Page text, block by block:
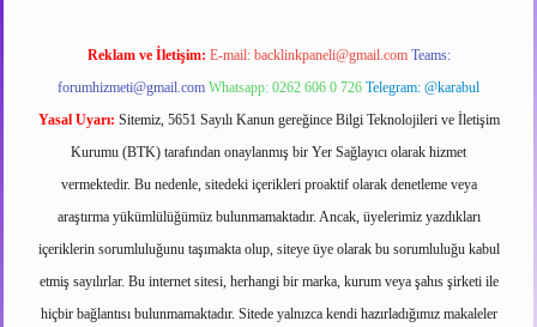
Reklam ve İletişim: E-mail: backlinkpaneli@gmail.com Teams:
forumhizmeti@gmail.com Whatsapp: 0262 606 0 726 Telegram: @karabul
Yasal Uyarı: Sitemiz, 5651 Sayılı Kanun gereğince Bilgi Teknolojileri ve İletişim
Kurumu (BTK) tarafından onaylanmış bir Yer Sağlayıcı olarak hizmet
vermektedir. Bu nedenle, sitedeki içerikleri proaktif olarak denetleme veya
araştırma yükümlülüğümüz bulunmamaktadır. Ancak, üyelerimiz yazdıkları
içeriklerin sorumluluğunu taşımakta olup, siteye üye olarak bu sorumluluğu kabul
etmiş sayılırlar. Bu internet sitesi, herhangi bir marka, kurum veya şahıs şirketi ile
hiçbir bağlantısı bulunmamaktadır. Sitede yalnızca kendi hazırladığımız makaleler